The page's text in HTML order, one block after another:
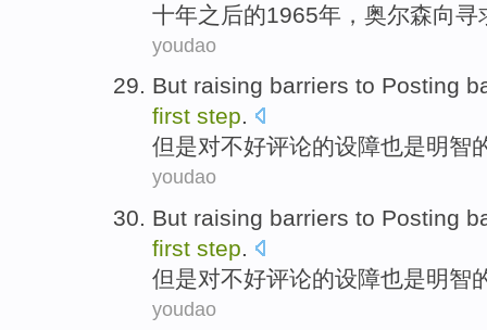
十年之后的1965年， 奥尔森向寻
youdao
But raising barriers to Posting
first step.
但是对不好评论的设障也是明智
youdao
But raising barriers to Posting
first step.
但是对不好评论的设障也是明智
youdao